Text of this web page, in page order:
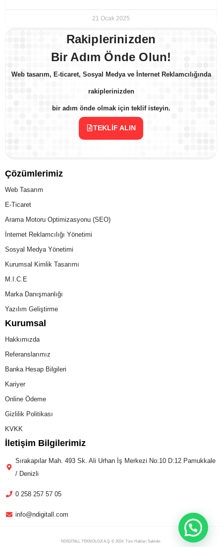
21 Ocak 2025
Rakiplerinizden
Bir Adım Önde Olun!
Web tasarım, E-ticaret, Sosyal Medya ve İnternet Reklamcılığında
rakiplerinizden
bir adım önde olmak için teklif isteyin.
TEKLIF ALIN
Çözümlerimiz
Web Tasarım
E-Ticaret
Arama Motoru Optimizasyonu (SEO)
İnternet Reklamcılığı Yönetimi
Sosyal Medya Yönetimi
Kurumsal Kimlik Tasarımı
M.I.C.E
Marka Danışmanlığı
Yazılım Geliştirme
Kurumsal
Hakkımızda
Referanslarımız
Banka Hesap Bilgileri
Kariyer
Online Ödeme
Gizlilik Politikası
KVKK
İletişim Bilgilerimiz
Sırakapılar Mah. 493 Sk. Ali Urhan İş Merkezi No:10 D:12 Pamukkale
/ Denizli
0 258 257 57 05
info@ndigitall.com
NDİGİTALL TEKNOLOJİ A.Ş. © 2024. Tüm Hakları Saklıdır.